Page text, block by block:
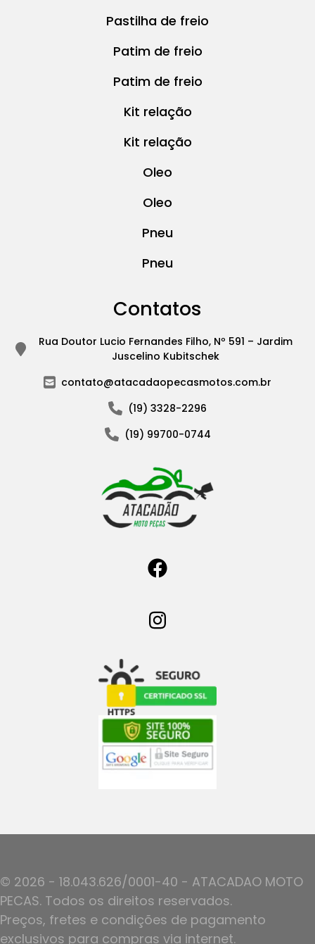
Pastilha de freio
Patim de freio
Patim de freio
Kit relação
Kit relação
Oleo
Oleo
Pneu
Pneu
Contatos
Rua Doutor Lucio Fernandes Filho, Nº 591 – Jardim
Juscelino Kubitschek
contato@atacadaopecasmotos.com.br
(19) 3328-2296
(19) 99700-0744
© 2026 - 18.043.626/0001-40 - ATACADAO MOTO
PECAS. Todos os direitos reservados.
Preços, fretes e condições de pagamento
exclusivos para compras via internet.